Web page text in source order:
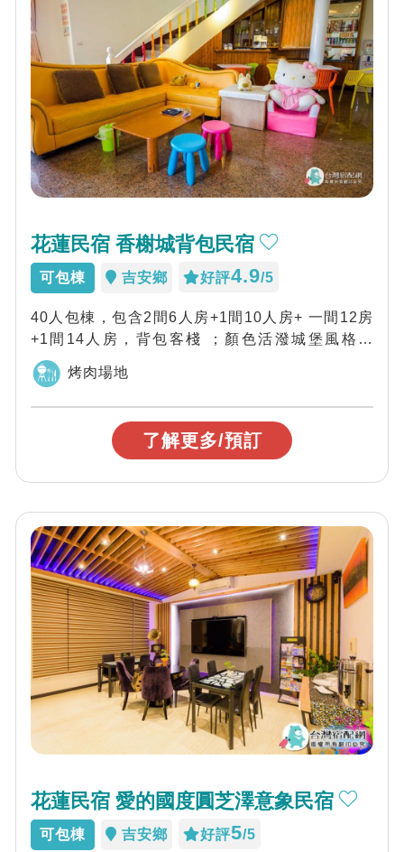
花蓮民宿 香榭城背包民宿
可包棟 吉安鄉 好評4.9/5
40人包棟，包含2間6人房+1間10人房+ 一間12房
+1間14人房，背包客棧 ；顏色活潑城堡風格、
120吋投影螢幕，松...
烤肉場地
了解更多/預訂
花蓮民宿 愛的國度圓芝澤意象民宿
可包棟 吉安鄉 好評5/5